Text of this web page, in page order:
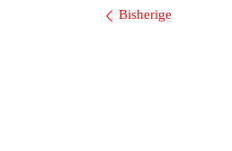
Bilder
Bisherige